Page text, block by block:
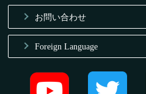
お問い合わせ
Foreign Language